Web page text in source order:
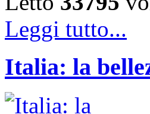
Leggi tutto...
Italia: la